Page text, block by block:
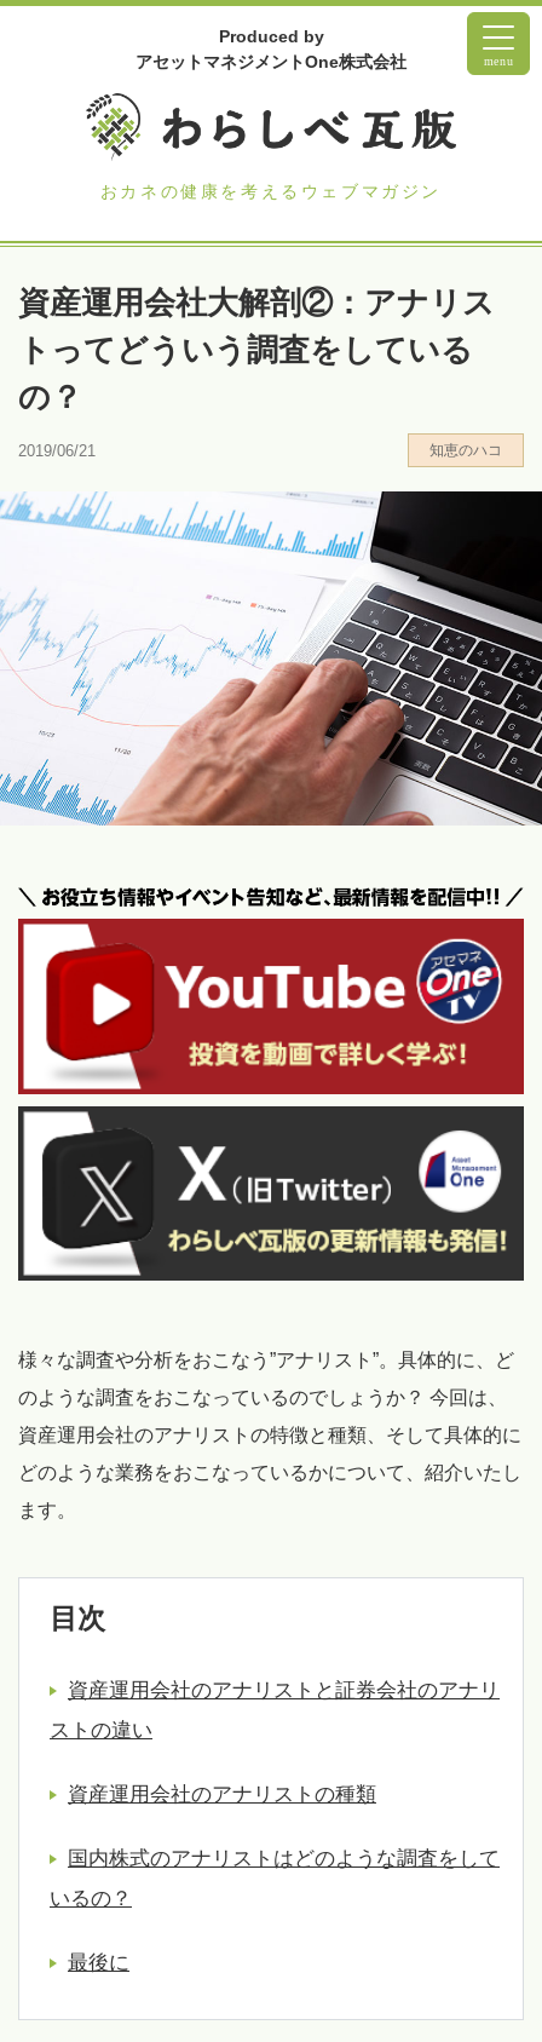
Produced by
アセットマネジメントOne株式会社
おカネの健康を考えるウェブマガジン
menu
資産運用会社大解剖②：アナリス
トってどういう調査をしている
の？
2019/06/21 知恵のハコ
様々な調査や分析をおこなう”アナリスト”。具体的に、ど
のような調査をおこなっているのでしょうか？ 今回は、
資産運用会社のアナリストの特徴と種類、そして具体的に
どのような業務をおこなっているかについて、紹介いたし
ます。
目次
資産運用会社のアナリストと証券会社のアナリ
ストの違い
資産運用会社のアナリストの種類
国内株式のアナリストはどのような調査をして
いるの？
最後に